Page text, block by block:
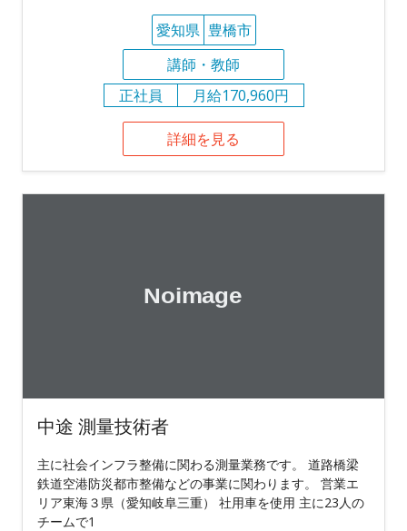
愛知県 豊橋市
講師・教師
正社員
月給170,960円
詳細を見る
中途 測量技術者
主に社会インフラ整備に関わる測量業務です。 道路橋梁
鉄道空港防災都市整備などの事業に関わります。 営業エ
リア東海３県（愛知岐阜三重） 社用車を使用 主に23人の
チームで1